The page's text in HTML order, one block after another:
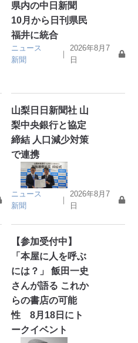
県内の中日新聞
10月から日刊県民
福井に統合
ニュース
新聞
｜
2026年8月7
日
山梨日日新聞社 山
梨中央銀行と協定
締結 人口減少対策
で連携
ニュース
新聞
｜
2026年8月7
日
【参加受付中】
「本屋に人を呼ぶ
には？」 飯田一史
さんが語る これか
らの書店の可能
性 8月18日にト
ークイベント